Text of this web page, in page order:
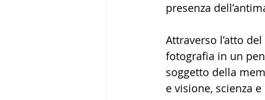
presenza
Attraverso l’atto
fotografia in un
soggetto della
e visione, scienza